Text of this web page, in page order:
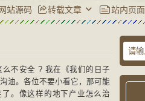
网站源码 转载文章 站内页面
不安全 ? 我在《我们的日子
油。各位不要小看它，那可能
了。像这样的地下产业怎么治